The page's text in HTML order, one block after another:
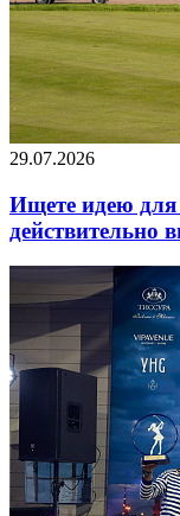
29.07.2026
Ищете идею для
действительно